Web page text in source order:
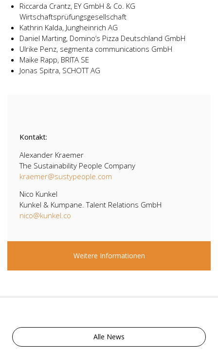
Riccarda Crantz, EY GmbH & Co. KG
Wirtschaftsprüfungsgesellschaft
Kathrin Kalda, Jungheinrich AG
Daniel Marting, Domino’s Pizza Deutschland GmbH
Ulrike Penz, segmenta communications GmbH
Maike Rapp, BRITA SE
Jonas Spitra, SCHOTT AG
Kontakt:
Alexander Kraemer
The Sustainability People Company
kraemer@sustypeople.com
Nico Kunkel
Kunkel & Kumpane. Talent Relations GmbH
nico@kunkel.co
Weitere Informationen
Alle News